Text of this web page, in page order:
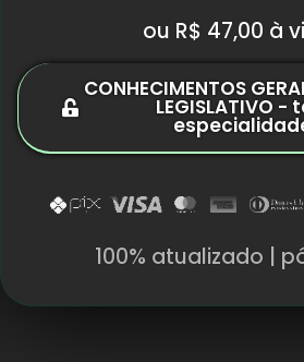
ou R$ 47,00 à
CONHECIMENTOS
LEGISLATIVO -
100% atualizado |